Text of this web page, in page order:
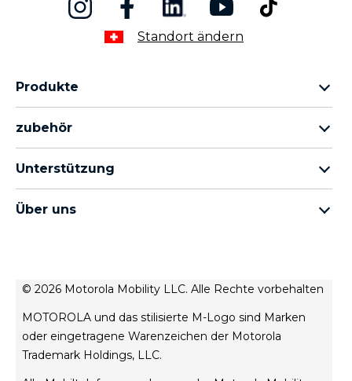
Standort ändern
Produkte
moto g Familie
Thinkphne 25 by motorola
zubehör
moto tag
Unterstützung
Meine Bestellungen
Reparaturstatus
Wiederherstellung und Smart-Assistent
Über uns
Verkaufsbedingungen
Website-Datenschutz
Innovation
© 2026 Motorola Mobility LLC. Alle Rechte vorbehalten
MOTOROLA und das stilisierte M-Logo sind Marken
oder eingetragene Warenzeichen der Motorola
Trademark Holdings, LLC.